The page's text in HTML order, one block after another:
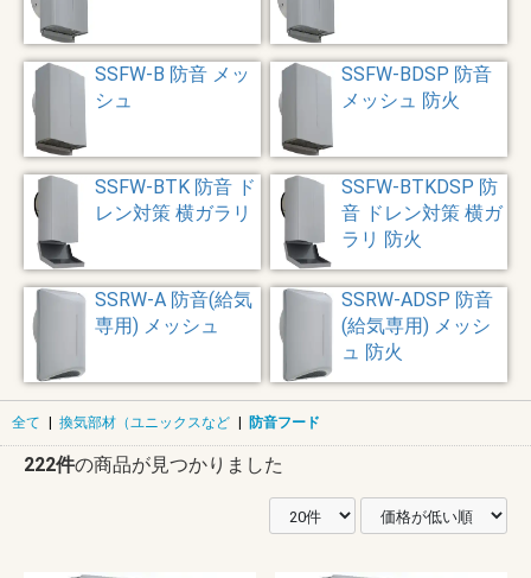
SSFW-B 防音 メッ
シュ
SSFW-BDSP 防音
メッシュ 防火
SSFW-BTK 防音 ド
レン対策 横ガラリ
SSFW-BTKDSP 防
音 ドレン対策 横ガ
ラリ 防火
SSRW-A 防音(給気
専用) メッシュ
SSRW-ADSP 防音
(給気専用) メッシ
ュ 防火
全て | 換気部材（ユニックスなど | 防音フード
222件の商品が見つかりました